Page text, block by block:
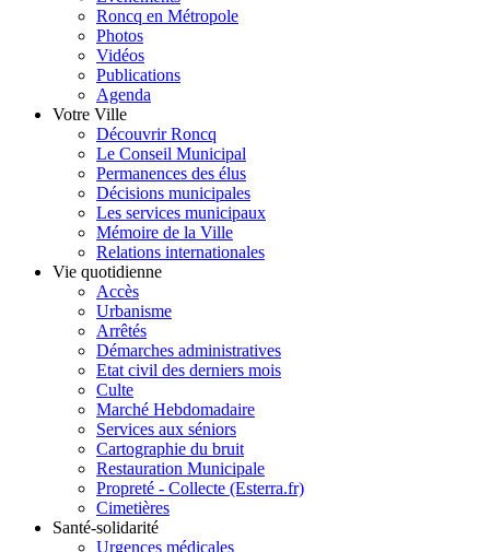
Roncq en Métropole
Photos
Vidéos
Publications
Agenda
Votre Ville
Découvrir Roncq
Le Conseil Municipal
Permanences des élus
Décisions municipales
Les services municipaux
Mémoire de la Ville
Relations internationales
Vie quotidienne
Accès
Urbanisme
Arrêtés
Démarches administratives
Etat civil des derniers mois
Culte
Marché Hebdomadaire
Services aux séniors
Cartographie du bruit
Restauration Municipale
Propreté - Collecte (Esterra.fr)
Cimetières
Santé-solidarité
Urgences médicales